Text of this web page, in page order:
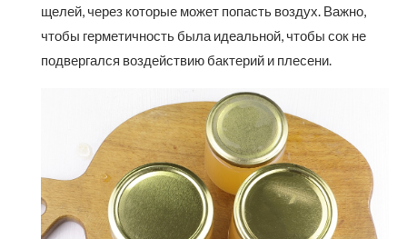
щелей, через которые может попасть воздух. Важно,
чтобы герметичность была идеальной, чтобы сок не
подвергался воздействию бактерий и плесени.